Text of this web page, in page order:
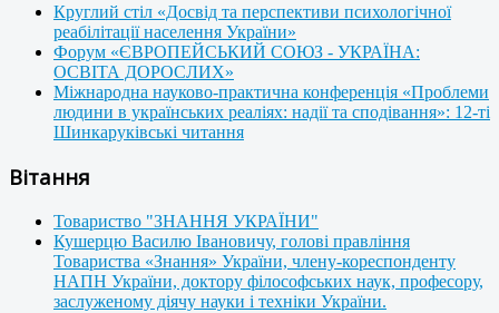
Круглий стіл «Досвід та перспективи психологічної
реабілітації населення України»
Форум «ЄВРОПЕЙСЬКИЙ СОЮЗ - УКРАЇНА:
ОСВІТА ДОРОСЛИХ»
Міжнародна науково-практична конференція «Проблеми
людини в українських реаліях: надії та сподівання»: 12-ті
Шинкаруківські читання
Вітання
Товариство "ЗНАННЯ УКРАЇНИ"
Кушерцю Василю Івановичу, голові правління
Товариства «Знання» України, члену-кореспонденту
НАПН України, доктору філософських наук, професору,
заслуженому діячу науки і техніки України.